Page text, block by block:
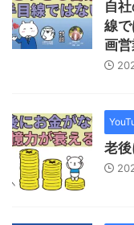
自
線
画
老